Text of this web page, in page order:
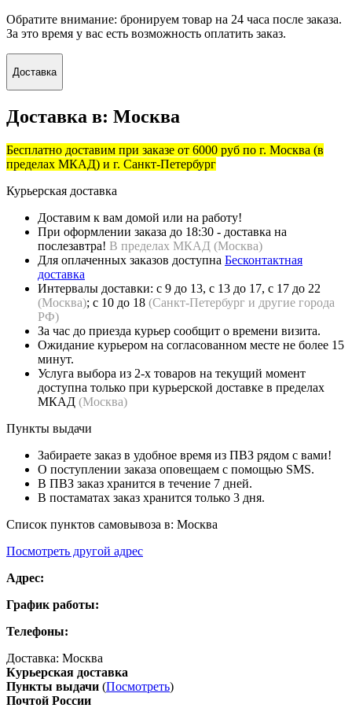
Обратите внимание: бронируем товар на 24 часа после заказа.
За это время у вас есть возможность оплатить заказ.
Доставка
Доставка в: Москва
Бесплатно доставим при заказе от 6000 руб по г. Москва (в
пределах МКАД) и г. Санкт-Петербург
Курьерская доставка
Доставим к вам домой или на работу!
При оформлении заказа до 18:30 - доставка на
послезавтра! В пределах МКАД (Москва)
Для оплаченных заказов доступна Бесконтактная
доставка
Интервалы доставки: с 9 до 13, с 13 до 17, с 17 до 22
(Москва); с 10 до 18 (Санкт-Петербург и другие города
РФ)
За час до приезда курьер сообщит о времени визита.
Ожидание курьером на согласованном месте не более 15
минут.
Услуга выбора из 2-х товаров на текущий момент
доступна только при курьерской доставке в пределах
МКАД (Москва)
Пункты выдачи
Забираете заказ в удобное время из ПВЗ рядом с вами!
О поступлении заказа оповещаем с помощью SMS.
В ПВЗ заказ хранится в течение 7 дней.
В постаматах заказ хранится только 3 дня.
Список пунктов самовывоза в: Москва
Посмотреть другой адрес
Адрес:
График работы:
Телефоны:
Доставка: Москва
Курьерская доставка
Пункты выдачи (Посмотреть)
Почтой России